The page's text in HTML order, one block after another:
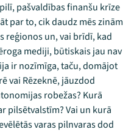
pašvaldības finanšu krīze
par to, cik daudz mēs zinām
reģionos un, vai brīdī, kad
mediji, būtiskais jau nav
ir nozīmīga, taču, domājot
vai Rēzeknē, jāuzdod
robežas? Kurā
pilsētvalstīm? Vai un kurā
varas pilnvaras dod